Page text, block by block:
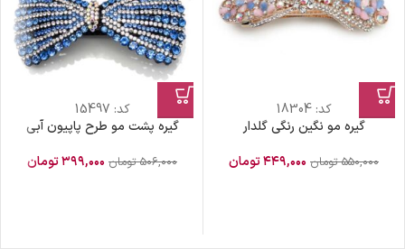
کد:18304
گیره مو نگین رنگی گلدار
۵۵۰,۰۰۰ تومان ۴۴۹,۰۰۰تومان
کد: 15497
گیره پشت مو طرح پاپیون آبی
۵۰۶,۰۰۰ تومان ۳۹۹,۰۰۰تومان